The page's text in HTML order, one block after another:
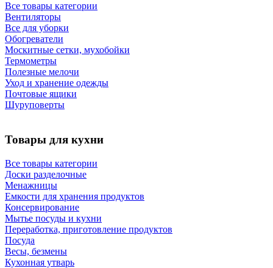
Все товары категории
Вентиляторы
Все для уборки
Обогреватели
Москитные сетки, мухобойки
Термометры
Полезные мелочи
Уход и хранение одежды
Почтовые ящики
Шуруповерты
Товары для кухни
Все товары категории
Доски разделочные
Менажницы
Емкости для хранения продуктов
Консервирование
Мытье посуды и кухни
Переработка, приготовление продуктов
Посуда
Весы, безмены
Кухонная утварь